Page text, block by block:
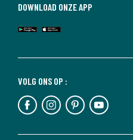
VOLG ONS OP :
DOWNLOAD ONZE APP